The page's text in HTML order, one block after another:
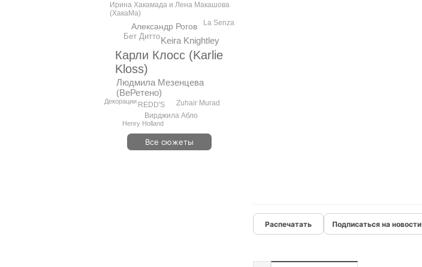
Карли Клосс (Karlie
Kloss)
Людмила Мезенцева
(ВеРетено)
Keira Knightley
Александр Рогов
Бет Дитто
REDD'S
Вирджила Абло
Zuhair Murad
Ирина Хакамада и Лена Макашова
(ХакаМа)
La Senza
Henry Holland
Декорации
Все сюжеты
Подписаться на новости